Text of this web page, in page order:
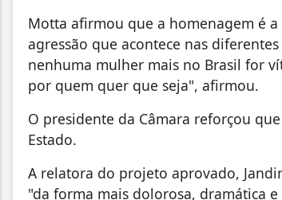
Motta afirmou que a homenagem é
agressão que acontece nas
nenhuma mulher mais no Brasil for
por quem quer que seja", afirmou.
O presidente da Câmara reforçou
Estado.
A relatora do projeto aprovado,
"da forma mais dolorosa, dramática